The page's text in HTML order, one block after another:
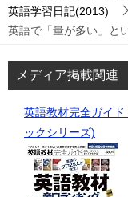
英語学習日記(2013)
英語で「量が多い」と
メディア掲載関連
英語教材完全ガイ
ックシリーズ)